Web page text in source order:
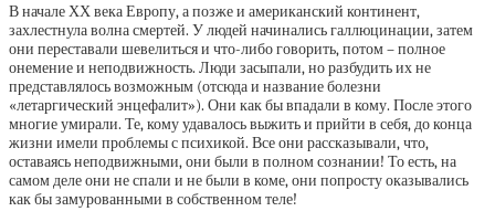
В начале ХХ века Европу, а позже и американский континент,
захлестнула волна смертей. У людей начинались галлюцинации, затем
они переставали шевелиться и что-либо говорить, потом – полное
онемение и неподвижность. Люди засыпали, но разбудить их не
представлялось возможным (отсюда и название болезни
«летаргический энцефалит»). Они как бы впадали в кому. После этого
многие умирали. Те, кому удавалось выжить и прийти в себя, до конца
жизни имели проблемы с психикой. Все они рассказывали, что,
оставаясь неподвижными, они были в полном сознании! То есть, на
самом деле они не спали и не были в коме, они попросту оказывались
как бы замурованными в собственном теле!